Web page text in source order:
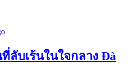
ลับเร้นในใจกลาง Đà